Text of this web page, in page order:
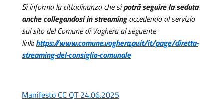
Si informa la cittadinanza che sipotrà seguire la seduta
anche collegandosi in streaming accedendo al servizio
sul sito del Comune di Voghera al seguente
link: https://www.comune.voghera.pv.it/it/page/diretta-
streaming-del-consiglio-comunale
Manifesto CC QT 24.06.2025